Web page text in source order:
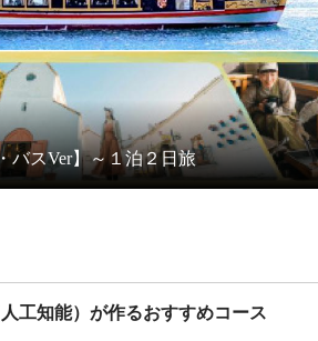
バスVer】～１泊２日旅
工知能）が作るおすすめコース